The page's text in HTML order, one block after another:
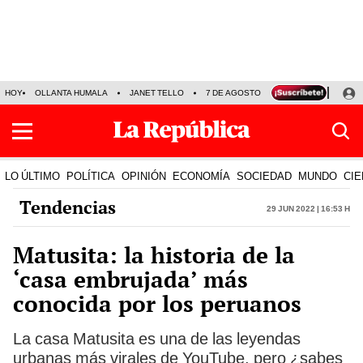
HOY OLLANTA HUMALA JANET TELLO 7 DE AGOSTO TINKA RESULTADOS
LO ÚLTIMO POLÍTICA OPINIÓN ECONOMÍA SOCIEDAD MUNDO
Tendencias 29 Jun 2022 | 16:53 h
Matusita: la historia de la
‘casa embrujada’ más
conocida por los peruanos
La casa Matusita es una de las leyendas
urbanas más virales de YouTube, pero ¿sabes